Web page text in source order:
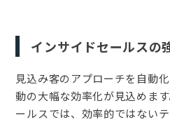
インサイドセールスの
見込み客のアプローチを自動
動の大幅な効率化が見込めま
ールスでは、効率的ではない